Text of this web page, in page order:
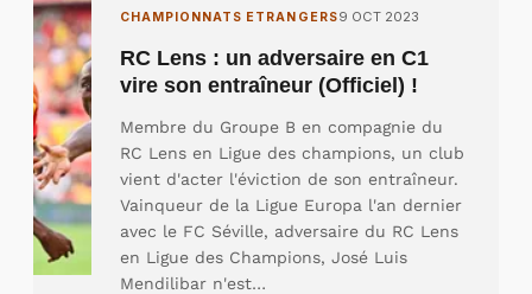
CHAMPIONNATS ETRANGERS9 OCT 2023
RC Lens : un adversaire en C1
vire son entraîneur (Officiel) !
Membre du Groupe B en compagnie du
RC Lens en Ligue des champions, un club
vient d'acter l'éviction de son entraîneur.
Vainqueur de la Ligue Europa l'an dernier
avec le FC Séville, adversaire du RC Lens
en Ligue des Champions, José Luis
Mendilibar n'est…